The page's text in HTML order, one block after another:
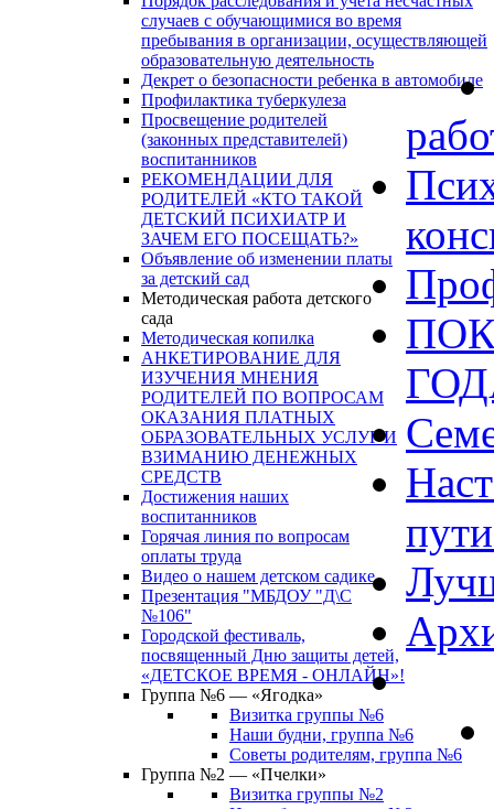
случаев с обучающимися во время
пребывания в организации, осуществляющей
образовательную деятельность
Декрет о безопасности ребенка в автомобиле
Профилактика туберкулеза
Просвещение родителей
(законных представителей)
воспитанников
РЕКОМЕНДАЦИИ ДЛЯ
РОДИТЕЛЕЙ «КТО ТАКОЙ
ДЕТСКИЙ ПСИХИАТР И
ЗАЧЕМ ЕГО ПОСЕЩАТЬ?»
Объявление об изменении платы
за детский сад
Методическая работа детского
сада
Методическая копилка
АНКЕТИРОВАНИЕ ДЛЯ
ИЗУЧЕНИЯ МНЕНИЯ
РОДИТЕЛЕЙ ПО ВОПРОСАМ
ОКАЗАНИЯ ПЛАТНЫХ
ОБРАЗОВАТЕЛЬНЫХ УСЛУГ И
ВЗИМАНИЮ ДЕНЕЖНЫХ
СРЕДСТВ
Достижения наших
воспитанников
Горячая линия по вопросам
оплаты труда
Видео о нашем детском садике
Презентация "МБДОУ "Д\С
№106"
Городской фестиваль,
посвященный Дню защиты детей,
«ДЕТСКОЕ ВРЕМЯ - ОНЛАЙН»!
Группа №6 — «Ягодка»
Визитка группы №6
Наши будни, группа №6
Советы родителям, группа №6
Группа №2 — «Пчелки»
Визитка группы №2